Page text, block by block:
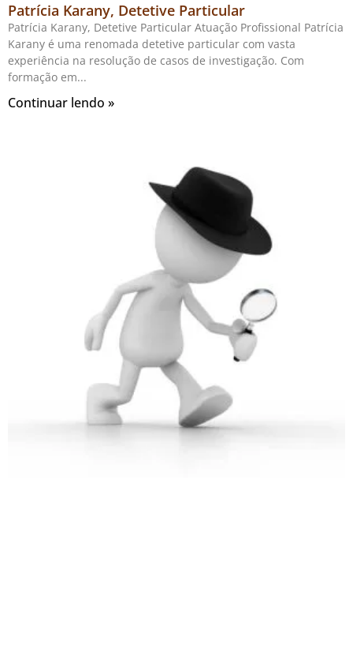
Patrícia Karany, Detetive Particular
Patrícia Karany, Detetive Particular Atuação Profissional Patrícia
Karany é uma renomada detetive particular com vasta
experiência na resolução de casos de investigação. Com
formação em
Continuar lendo »